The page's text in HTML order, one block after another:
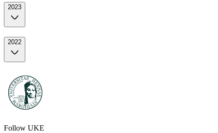
2023
2022
Follow UKE